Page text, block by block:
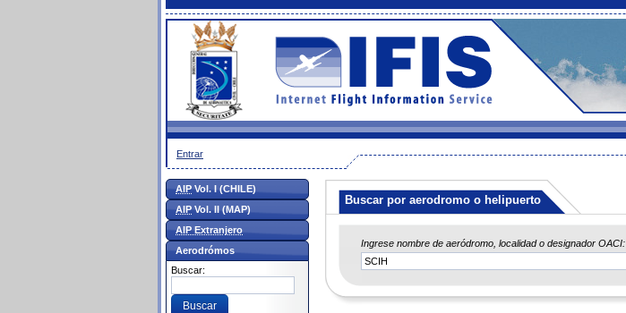
Entrar
Buscar por aerodromo o helipuerto
Ingrese nombre de aeródromo, localidad o designador OACI:
AIPVol. I (CHILE)
AIPVol. II (MAP)
AIP Extranjero
Aerodrómos
Buscar: